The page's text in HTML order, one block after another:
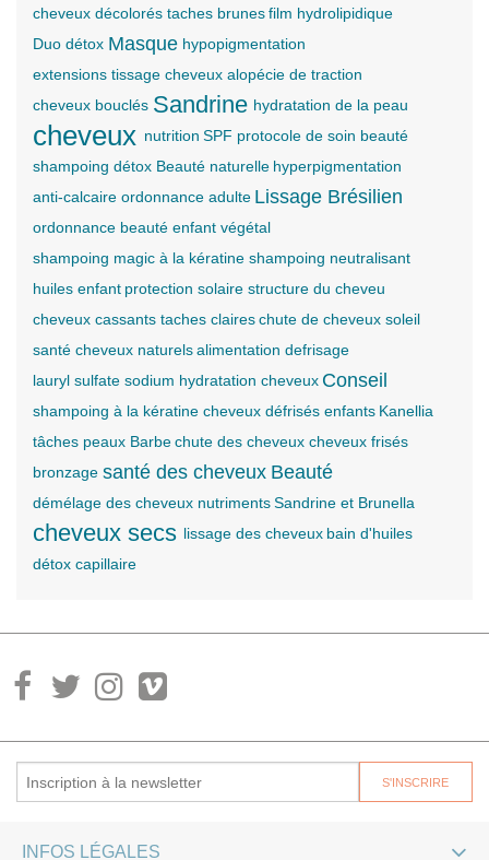
cheveux décolorés taches brunes film hydrolipidique
Duo détox Masque hypopigmentation
extensions tissage cheveux alopécie de traction
cheveux bouclés Sandrine hydratation de la peau
cheveux nutrition SPF protocole de soin beauté
shampoing détox Beauté naturelle hyperpigmentation
anti-calcaire ordonnance adulte Lissage Brésilien
ordonnance beauté enfant végétal
shampoing magic à la kératine shampoing neutralisant
huiles enfant protection solaire structure du cheveu
cheveux cassants taches claires chute de cheveux soleil
santé cheveux naturels alimentation defrisage
lauryl sulfate sodium hydratation cheveux Conseil
shampoing à la kératine cheveux défrisés enfants Kanellia
tâches peaux Barbe chute des cheveux cheveux frisés
bronzage santé des cheveux Beauté
démélage des cheveux nutriments Sandrine et Brunella
cheveux secs lissage des cheveux bain d'huiles
détox capillaire
INFOS LÉGALES